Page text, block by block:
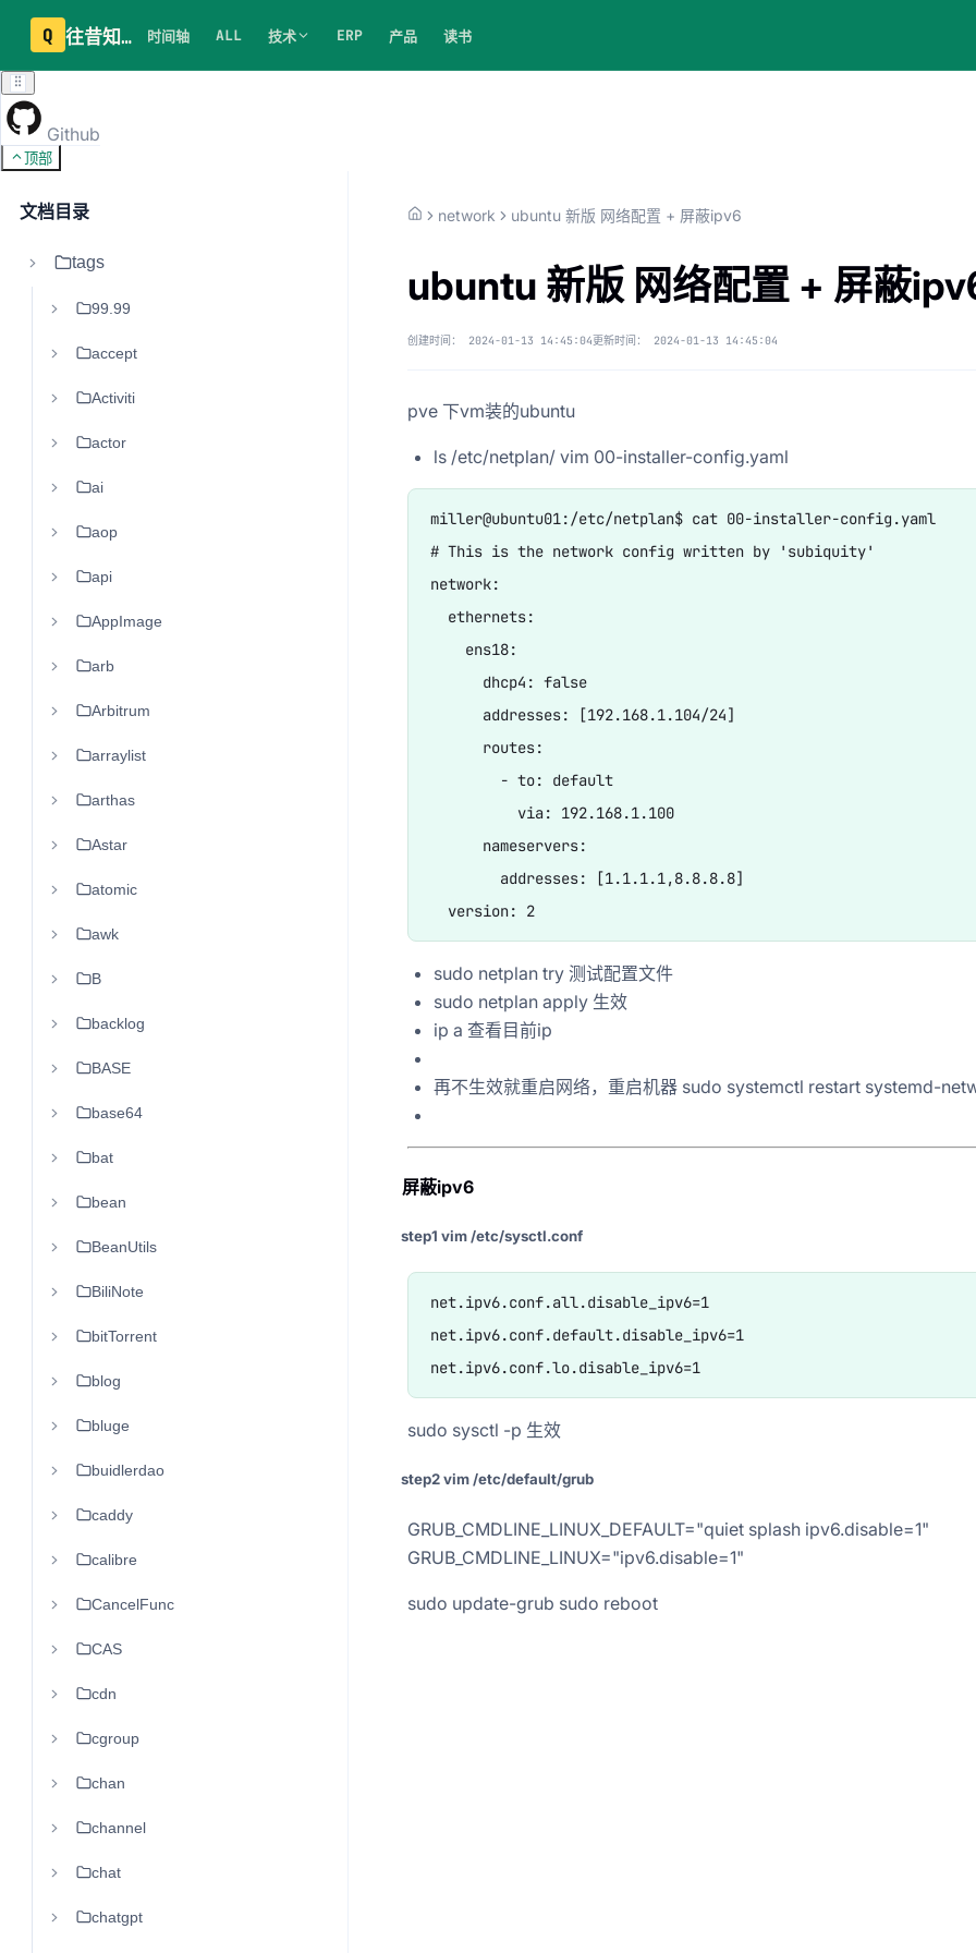
Q 往昔知识库 时间轴 ALL 技术 ERP 产品 读书
Github
顶部
文档目录
tags
99.99
accept
Activiti
actor
ai
aop
api
AppImage
arb
Arbitrum
arraylist
arthas
Astar
atomic
awk
B
backlog
BASE
base64
bat
bean
BeanUtils
BiliNote
bitTorrent
blog
bluge
buidlerdao
caddy
calibre
CancelFunc
CAS
cdn
cgroup
chan
channel
chat
chatgpt
network ubuntu 新版 网络配置 + 屏蔽ipv6
ubuntu 新版 网络配置 + 屏蔽
创建时间： 2024-01-13 14:45:04更新时间： 2024-01-13 14:45:04
pve 下vm装的ubuntu
ls /etc/netplan/ vim 00-installer-config.yaml
miller@ubuntu01:/etc/netplan$ cat 00-installer-config.yaml
# This is the network config written by 'subiquity'
network:
  ethernets:
    ens18:
      dhcp4: false
      addresses: [192.168.1.104/24]
      routes:
        - to: default
          via: 192.168.1.100
      nameservers:
        addresses: [1.1.1.1,8.8.8.8]
  version: 2
sudo netplan try 测试配置文件
sudo netplan apply 生效
ip a 查看目前ip
再不生效就重启网络，重启机器 sudo systemctl restart systemd-
屏蔽ipv6
step1 vim /etc/sysctl.conf
net.ipv6.conf.all.disable_ipv6=1
net.ipv6.conf.default.disable_ipv6=1
net.ipv6.conf.lo.disable_ipv6=1
sudo sysctl -p 生效
step2 vim /etc/default/grub
GRUB_CMDLINE_LINUX_DEFAULT="quiet splash ipv6.disable=1"
GRUB_CMDLINE_LINUX="ipv6.disable=1"
sudo update-grub sudo reboot